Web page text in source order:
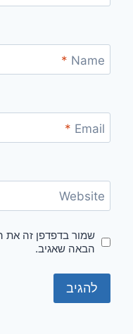
Name
*
Email
*
Website
שמור בדפדפן זה את
הבאה שאגיב.